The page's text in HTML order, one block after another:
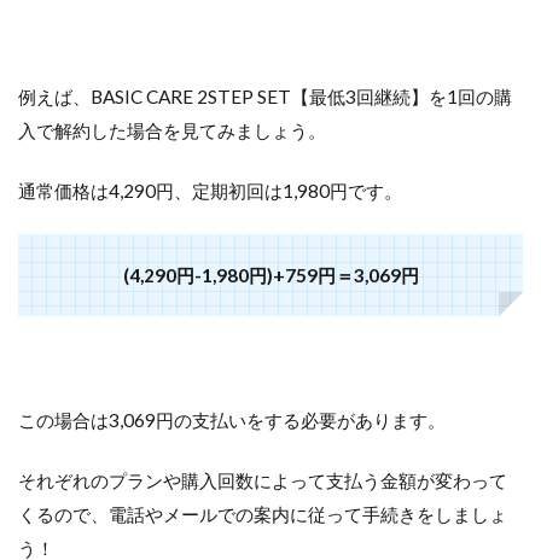
例えば、BASIC CARE 2STEP SET【最低3回継続】を1回の購
入で解約した場合を見てみましょう。
通常価格は4,290円、定期初回は1,980円です。
(4,290円-1,980円)+759円＝3,069円
この場合は3,069円の支払いをする必要があります。
それぞれのプランや購入回数によって支払う金額が変わって
くるので、電話やメールでの案内に従って手続きをしましょ
う！